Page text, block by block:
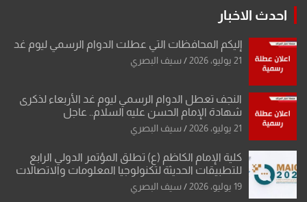
احدث الاخبار
إليكم المحافظات التي عطلت الدوام الرسمي ليوم غد
21 يوليو، 2026 سيف البصري
النجف تعطل الدوام الرسمي ليوم غد الأربعاء لذكرى
شهادة الإمام الحسن عليه السلام.. عاجل
21 يوليو، 2026 سيف البصري
كلية الإمام الكاظم (ع) تطلق المؤتمر الدولي الرابع
للتطبيقات الحديثة لتكنولوجيا المعلومات والاتصالات
19 يوليو، 2026 سيف البصري